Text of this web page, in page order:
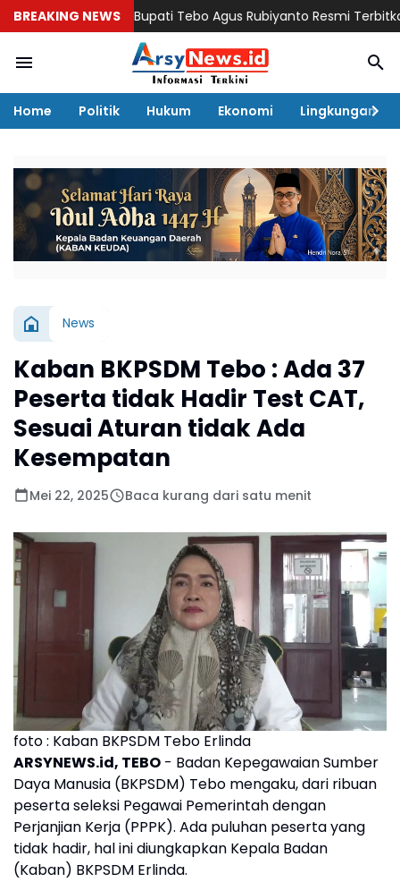
BREAKING NEWSBupati Tebo Agus Rubiyanto Resmi Terbitkan SE
Home Politik Hukum Ekonomi Lingkungan
News
Kaban BKPSDM Tebo : Ada 37
Peserta tidak Hadir Test CAT,
Sesuai Aturan tidak Ada
Kesempatan
Mei 22, 2025 Baca kurang dari satu menit
foto : Kaban BKPSDM Tebo Erlinda
ARSYNEWS.id, TEBO - Badan Kepegawaian Sumber
Daya Manusia (BKPSDM) Tebo mengaku, dari ribuan
peserta seleksi Pegawai Pemerintah dengan
Perjanjian Kerja (PPPK). Ada puluhan peserta yang
tidak hadir, hal ini diungkapkan Kepala Badan
(Kaban) BKPSDM Erlinda.